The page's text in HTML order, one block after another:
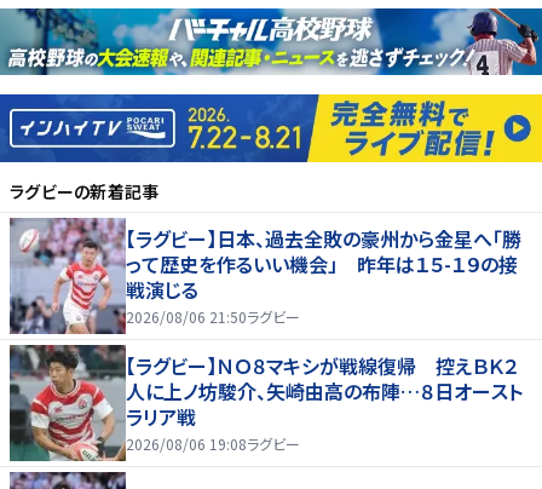
ラグビーの新着記事
【ラグビー】日本、過去全敗の豪州から金星へ「勝
って歴史を作るいい機会」 昨年は１５-１９の接
戦演じる
2026/08/06 21:50ラグビー
【ラグビー】ＮＯ８マキシが戦線復帰 控えＢＫ２
人に上ノ坊駿介、矢崎由高の布陣…８日オースト
ラリア戦
2026/08/06 19:08ラグビー